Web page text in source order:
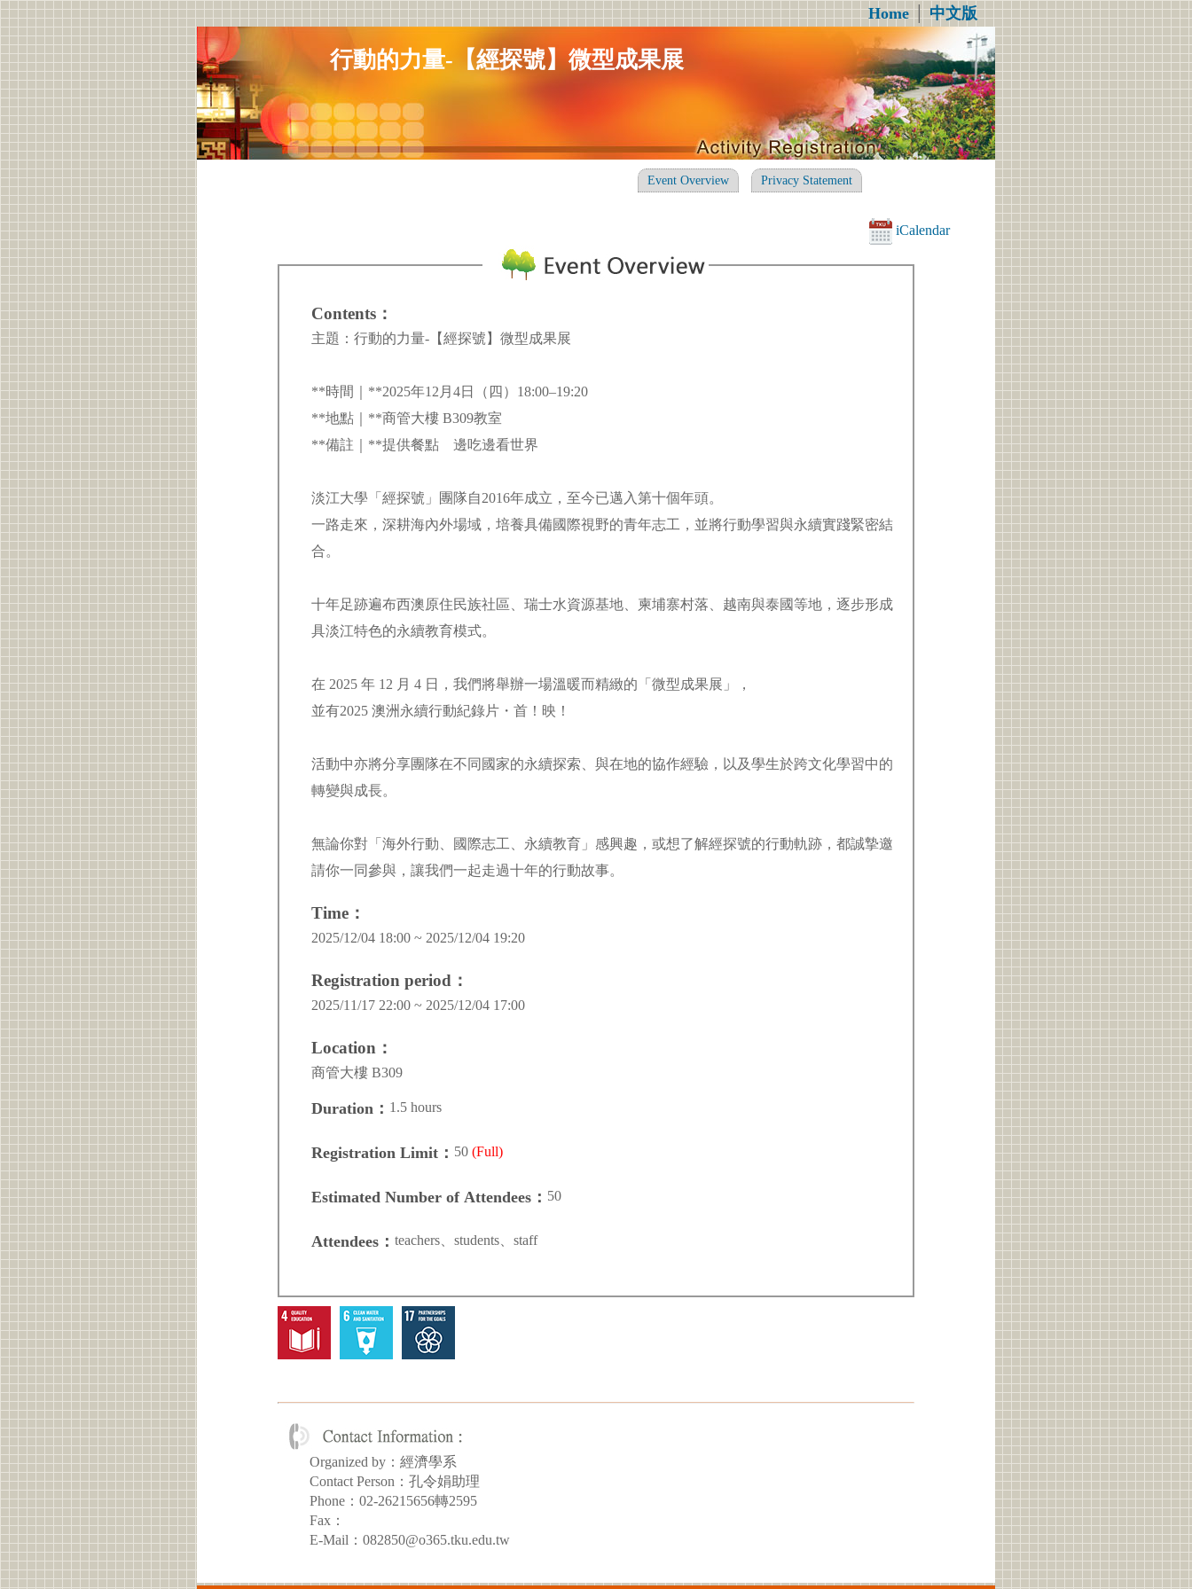
Home│中文版
行動的力量-【經探號】微型成果展
Event Overview Privacy Statement
iCalendar
Contents：
主題：行動的力量-【經探號】微型成果展
**時間｜**2025年12月4日（四）18:00–19:20
**地點｜**商管大樓 B309教室
**備註｜**提供餐點 邊吃邊看世界
淡江大學「經探號」團隊自2016年成立，至今已邁入第十個年頭。
一路走來，深耕海內外場域，培養具備國際視野的青年志工，並將行動學習與永續實踐緊密結
合。
十年足跡遍布西澳原住民族社區、瑞士水資源基地、柬埔寨村落、越南與泰國等地，逐步形成
具淡江特色的永續教育模式。
在 2025 年 12 月 4 日，我們將舉辦一場溫暖而精緻的「微型成果展」，
並有2025 澳洲永續行動紀錄片・首！映！
活動中亦將分享團隊在不同國家的永續探索、與在地的協作經驗，以及學生於跨文化學習中的
轉變與成長。
無論你對「海外行動、國際志工、永續教育」感興趣，或想了解經探號的行動軌跡，都誠摯邀
請你一同參與，讓我們一起走過十年的行動故事。
Time：
2025/12/04 18:00 ~ 2025/12/04 19:20
Registration period：
2025/11/17 22:00 ~ 2025/12/04 17:00
Location：
商管大樓 B309
Duration： 1.5 hours
Registration Limit： 50 (Full)
Estimated Number of Attendees： 50
Attendees： teachers、students、staff
Organized by：經濟學系
Contact Person：孔令娟助理
Phone：02-26215656轉2595
Fax：
E-Mail：082850@o365.tku.edu.tw